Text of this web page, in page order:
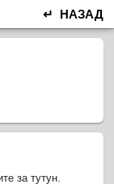
↵ НАЗАД
за тутун.